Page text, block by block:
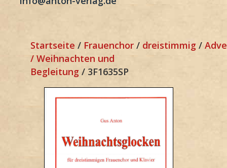
Startseite / Frauenchor / dreistimmig /
/ Weihnachten und
Begleitung / 3F1635SP